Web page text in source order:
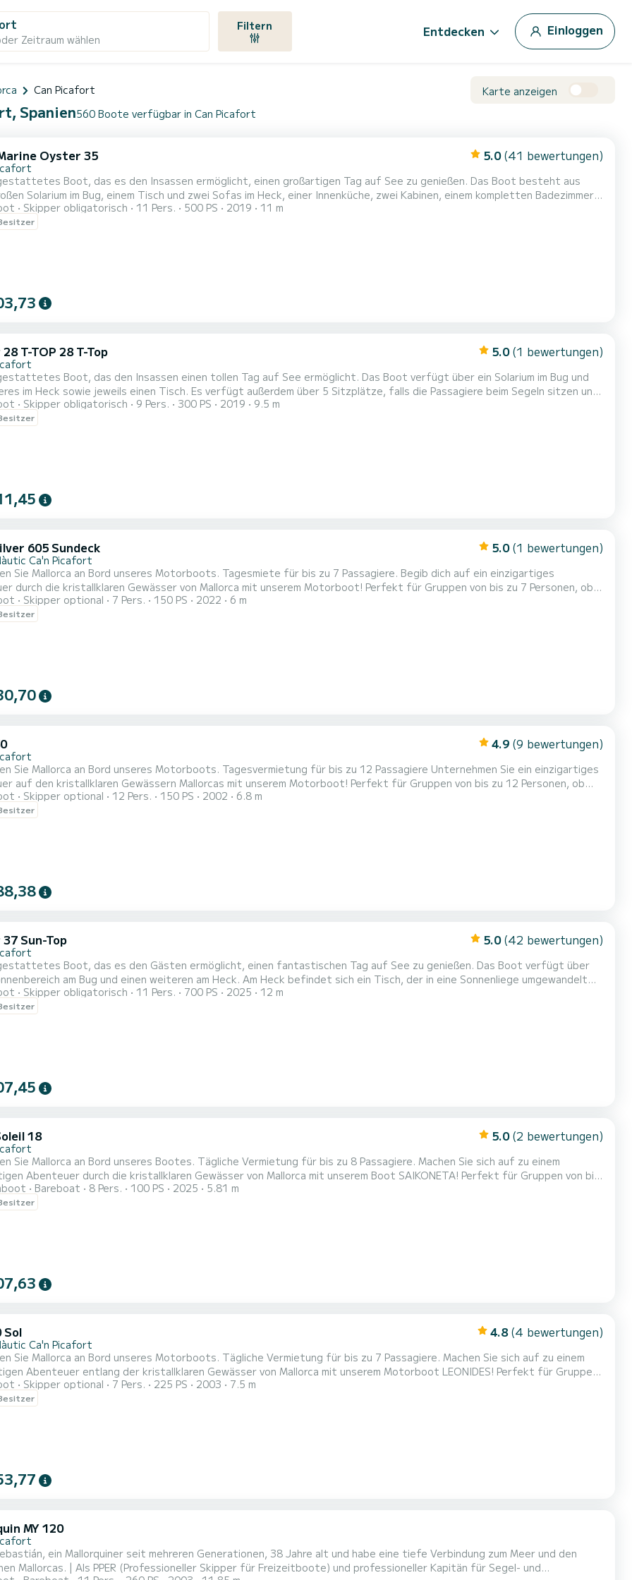
Zeitraum wählen
Filtern Entdecken Einloggen
Can Picafort Karte anzeigen
Spanien560 Boote verfügbar in Can Picafort
Oyster 35 5.0 (41 bewertungen)
Boot, das es den Insassen ermöglicht, einen großartigen Tag auf See zu genießen. Das Boot besteht aus
Solarium im Bug, einem Tisch und zwei Sofas im Heck, einer Innenküche, zwei Kabinen, einem kompletten Badezimmer
und einem Innensofa. An Bord unseres Bootes visualisieren wir eine der folgenden Routen zur Auswahl: 1) Strände Muro,
und Coll Baix, 2) Formentor, Cala Figuera, 3) Cala Clara, Farrutx. 4) Cala Clara, Farrutx, S'arenalet d'Aubarca...
Skipper obligatorisch 11 Pers. 500 PS 2019 11 m
T-TOP 28 T-Top 5.0 (1 bewertungen)
Boot, das den Insassen einen tollen Tag auf See ermöglicht. Das Boot verfügt über ein Solarium im Bug und
jeweils einen Tisch. Es verfügt außerdem über 5 Sitzplätze, falls die Passagiere beim Segeln sitzen und
möchten. Es verfügt über eine Kabine und eine Toilette. Wir werden in Küstennähe segeln, um die
Skipper obligatorisch 9 Pers. 300 PS 2019 9.5 m
605 Sundeck 5.0 (1 bewertungen)
Ca'n Picafort
an Bord unseres Motorboots. Tagesmiete für bis zu 7 Passagiere. Begib dich auf ein einzigartiges
durch die kristallklaren Gewässer von Mallorca mit unserem Motorboot! Perfekt für Gruppen von bis zu 7 Personen, ob
Freunde, bietet dieses Motorboot die perfekte Kombination aus Luxus, Komfort und Spaß. Eigenschaften des
Abmessungen: 6,05 Meter Länge für ein großzügiges und komfortables Erlebnis Kapazität: Bis zu 7 Passagiere.
Skipper optional 7 Pers. 150 PS 2022 6 m
4.9 (9 bewertungen)
an Bord unseres Motorboots. Tagesvermietung für bis zu 12 Passagiere Unternehmen Sie ein einzigartiges
auf den kristallklaren Gewässern Mallorcas mit unserem Motorboot! Perfekt für Gruppen von bis zu 12 Personen, ob
Freunde, bietet dieses Boot die perfekte Kombination aus Luxus, Komfort und Spaß. Merkmale des Motorboots:
6,8 Meter Länge für ein geräumiges und komfortables Erlebnis Kapazität: Bis zu 12 Passagiere Ausstattung:
Skipper optional 12 Pers. 150 PS 2002 6.8 m
Sun-Top 5.0 (42 bewertungen)
Boot, das es den Gästen ermöglicht, einen fantastischen Tag auf See zu genießen. Das Boot verfügt über
am Bug und einen weiteren am Heck. Am Heck befindet sich ein Tisch, der in eine Sonnenliege umgewandelt
mit zwei gegenüberliegenden Sofas, auf denen die Gäste sitzen und die wunderbare Aussicht beim Segeln genießen
Skipper obligatorisch 11 Pers. 700 PS 2025 12 m
18 5.0 (2 bewertungen)
Sie Mallorca an Bord unseres Bootes. Tägliche Vermietung für bis zu 8 Passagiere. Machen Sie sich auf zu einem
Abenteuer durch die kristallklaren Gewässer von Mallorca mit unserem Boot SAIKONETA! Perfekt für Gruppen von bis
ob Familien oder Freunde, bietet dieses Boot die perfekte Kombination aus Luxus, Komfort und Spaß.
Abmessungen: 5,81 Meter Länge für ein großzügiges und komfortables Erlebnis. Kapazität: Bis zu 8
Bareboat 8 Pers. 100 PS 2025 5.81 m
Sol 4.8 (4 bewertungen)
Ca'n Picafort
Sie Mallorca an Bord unseres Motorboots. Tägliche Vermietung für bis zu 7 Passagiere. Machen Sie sich auf zu einem
Abenteuer entlang der kristallklaren Gewässer von Mallorca mit unserem Motorboot LEONIDES! Perfekt für Gruppen
7 Personen, ob Familien oder Freunde, bietet dieses Motorboot die perfekte Kombination aus Luxus, Komfort und Spaß.
Abmessungen: 7,50 Meter Länge für ein geräumiges und komfortables Erlebnis. Kapazität: Bis zu 7 Passagi...
Skipper optional 7 Pers. 225 PS 2003 7.5 m
MY 120
ein Mallorquiner seit mehreren Generationen, 38 Jahre alt und habe eine tiefe Verbindung zum Meer und den
Mallorcas. | Als PPER (Professioneller Skipper für Freizeitboote) und professioneller Kapitän für Segel- und